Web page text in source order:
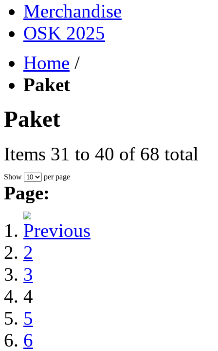
Merchandise
OSK 2025
Home /
Paket
Paket
Items 31 to 40 of 68 total
Show per page
Page:
2
3
4
5
6